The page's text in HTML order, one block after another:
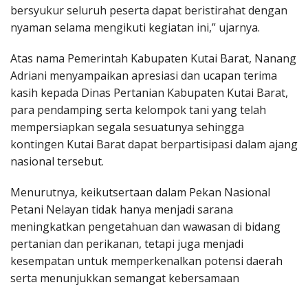
bersyukur seluruh peserta dapat beristirahat dengan
nyaman selama mengikuti kegiatan ini,” ujarnya.
Atas nama Pemerintah Kabupaten Kutai Barat, Nanang
Adriani menyampaikan apresiasi dan ucapan terima
kasih kepada Dinas Pertanian Kabupaten Kutai Barat,
para pendamping serta kelompok tani yang telah
mempersiapkan segala sesuatunya sehingga
kontingen Kutai Barat dapat berpartisipasi dalam ajang
nasional tersebut.
Menurutnya, keikutsertaan dalam Pekan Nasional
Petani Nelayan tidak hanya menjadi sarana
meningkatkan pengetahuan dan wawasan di bidang
pertanian dan perikanan, tetapi juga menjadi
kesempatan untuk memperkenalkan potensi daerah
serta menunjukkan semangat kebersamaan